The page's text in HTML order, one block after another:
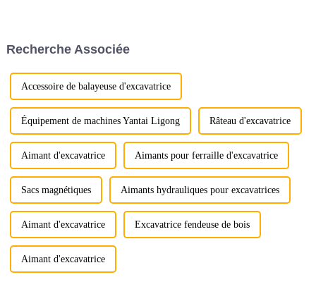
supérieures…
Recherche Associée
Accessoire de balayeuse d'excavatrice
Équipement de machines Yantai Ligong Râteau d'excavatrice
Aimant d'excavatrice Aimants pour ferraille d'excavatrice
Sacs magnétiques Aimants hydrauliques pour excavatrices
Aimant d'excavatrice Excavatrice fendeuse de bois
Aimant d'excavatrice